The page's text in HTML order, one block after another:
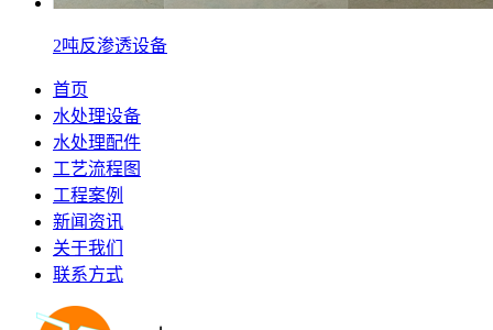
2吨反渗透设备
首页
水处理设备
水处理配件
工艺流程图
工程案例
新闻资讯
关于我们
联系方式